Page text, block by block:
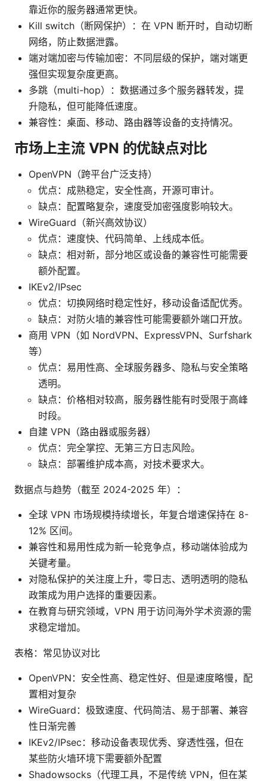
靠近你的服务器通常更快。
Kill switch（断网保护）：在 VPN 断开时，自动切断
网络，防止数据泄露。
端对端加密与传输加密：不同层级的保护，端对端更
强但实现复杂度更高。
多跳（multi-hop）：数据通过多个服务器转发，提
升隐私，但可能降低速度。
兼容性：桌面、移动、路由器等设备的支持情况。
市场上主流 VPN 的优缺点对比
OpenVPN（跨平台广泛支持）
优点：成熟稳定，安全性高，开源可审计。
缺点：配置略复杂，速度受加密强度影响较大。
WireGuard（新兴高效协议）
优点：速度快、代码简单、上线成本低。
缺点：相对新，部分地区或设备的兼容性可能需要
额外配置。
IKEv2/IPsec
优点：切换网络时稳定性好，移动设备适配优秀。
缺点：对防火墙的兼容性可能需要额外端口开放。
商用 VPN（如 NordVPN、ExpressVPN、Surfshark
等）
优点：易用性高、全球服务器多、隐私与安全策略
透明。
缺点：价格相对较高，服务器性能有时受限于高峰
时段。
自建 VPN（路由器或服务器）
优点：完全掌控、无第三方日志风险。
缺点：部署维护成本高，对技术要求大。
数据点与趋势（截至 2024-2025 年）：
全球 VPN 市场规模持续增长，年复合增速保持在 8-
12% 区间。
兼容性和易用性成为新一轮竞争点，移动端体验成为
关键考量。
对隐私保护的关注度上升，零日志、透明透明的隐私
政策成为用户选择的重要因素。
在教育与研究领域，VPN 用于访问海外学术资源的需
求稳定增加。
表格：常见协议对比
OpenVPN：安全性高、稳定性好、但是速度略慢，配
置相对复杂
WireGuard：极致速度、代码简洁、易于部署、兼容
性日渐完善
IKEv2/IPsec：移动设备表现优秀、穿透性强，但在
某些防火墙环境下需要额外配置
Shadowsocks（代理工具，不是传统 VPN，但在某